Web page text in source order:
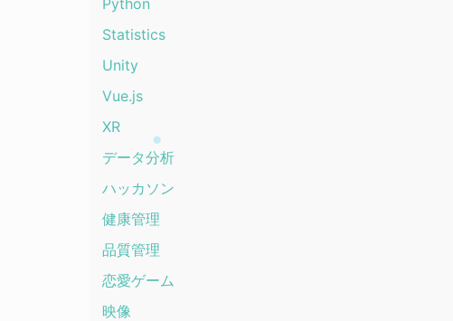
Statistics
Unity
Vue.js
XR
データ分析
ハッカソン
健康管理
品質管理
恋愛ゲーム
映像